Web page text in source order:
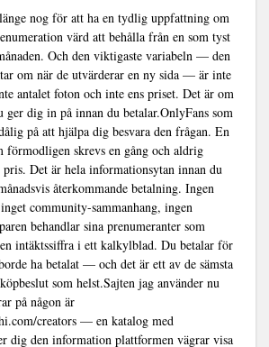
nog för att ha en tydlig uppfattning om
värd att behålla från en som tyst
Och den viktigaste variabeln — den
om när de utvärderar en ny sida — är inte
antalet foton och inte ens priset. Det är om
dig in på innan du betalar.OnlyFans som
på att hjälpa dig besvara den frågan. En
skrevs en gång och aldrig
pris. Det är hela informationsytan innan du
återkommande betalning. Ingen
community-sammanhang, ingen
behandlar sina prenumeranter som
intäktssiffra i ett kalkylblad. Du betalar för
ha betalat — och det är ett av de sämsta
som helst.Sajten jag använder nu
på någon är
creators — en katalog med
dig den information plattformen vägrar visa